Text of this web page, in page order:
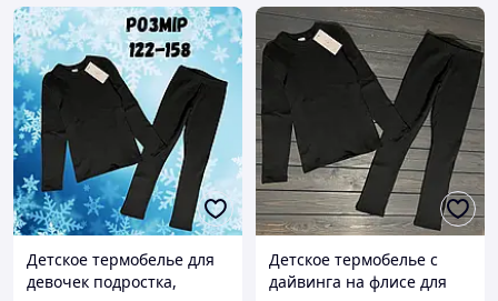
Детское термобелье для
девочек подростка,
Детское термобелье с
дайвинга на флисе для